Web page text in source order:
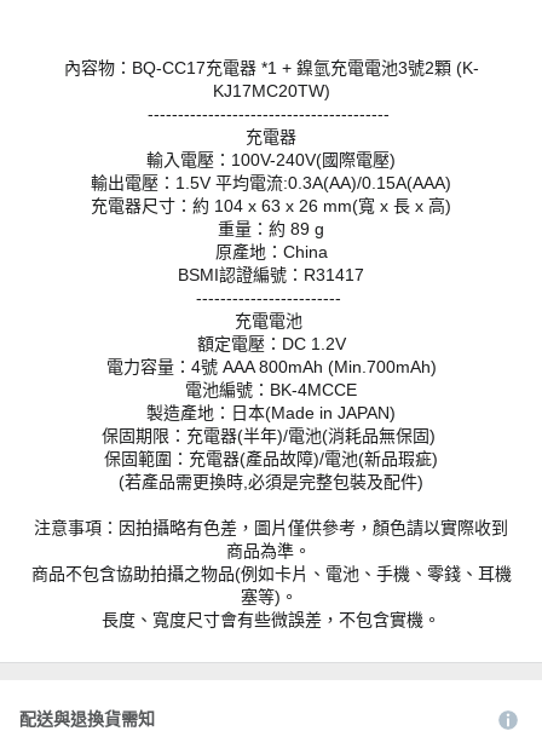
內容物：BQ-CC17充電器 *1 + 鎳氫充電電池3號2顆 (K-
KJ17MC20TW)
----------------------------------------
充電器
輸入電壓：100V-240V(國際電壓)
輸出電壓：1.5V 平均電流:0.3A(AA)/0.15A(AAA)
充電器尺寸：約 104 x 63 x 26 mm(寬 x 長 x 高)
重量：約 89 g
原產地：China
BSMI認證編號：R31417
------------------------
充電電池
額定電壓：DC 1.2V
電力容量：4號 AAA 800mAh (Min.700mAh)
電池編號：BK-4MCCE
製造產地：日本(Made in JAPAN)
保固期限：充電器(半年)/電池(消耗品無保固)
保固範圍：充電器(產品故障)/電池(新品瑕疵)
(若產品需更換時,必須是完整包裝及配件)
注意事項：因拍攝略有色差，圖片僅供參考，顏色請以實際收到
商品為準。
商品不包含協助拍攝之物品(例如卡片、電池、手機、零錢、耳機
塞等)。
長度、寬度尺寸會有些微誤差，不包含實機。
配送與退換貨需知